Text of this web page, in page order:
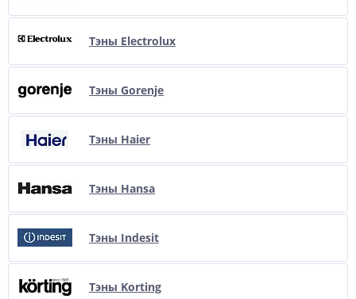
Тэны Electrolux
Тэны Gorenje
Тэны Haier
Тэны Hansa
Тэны Indesit
Тэны Korting